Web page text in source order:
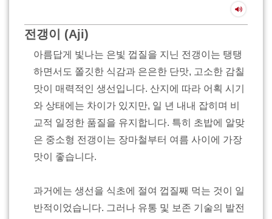
전갱이 (Aji)
아름답게 빛나는 은빛 껍질을 지닌 전갱이는 탱탱
하면서도 쫄깃한 식감과 은은한 단맛, 고소한 감칠
맛이 매력적인 생선입니다. 산지에 따라 어획 시기
와 상태에는 차이가 있지만, 일 년 내내 잡히며 비
교적 일정한 품질을 유지합니다. 특히 초밥에 알맞
은 중소형 전갱이는 장마철부터 여름 사이에 가장
맛이 좋습니다.
과거에는 생선을 식초에 절여 껍질째 먹는 것이 일
반적이었습니다. 그러나 유통 및 보존 기술의 발전